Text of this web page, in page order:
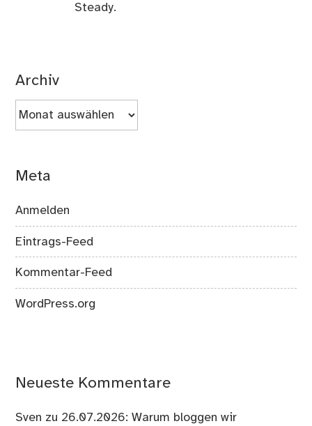
Steady.
Archiv
Archiv
Meta
Anmelden
Eintrags-Feed
Kommentar-Feed
WordPress.org
Neueste Kommentare
Sven zu 26.07.2026: Warum bloggen wir